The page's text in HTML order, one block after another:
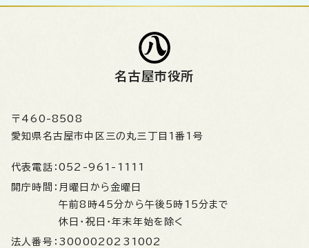
名古屋市役所
〒460-8508
愛知県名古屋市中区三の丸三丁目1番1号
代表電話： 052-961-1111
開庁時間： 月曜日から金曜日
午前8時45分から午後5時15分まで
休日・祝日・年末年始を除く
法人番号： 3000020231002